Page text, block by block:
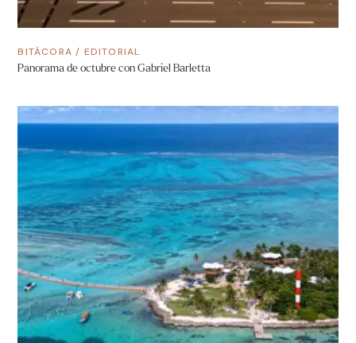
BITÁCORA / EDITORIAL
Panorama de octubre con Gabriel Barletta